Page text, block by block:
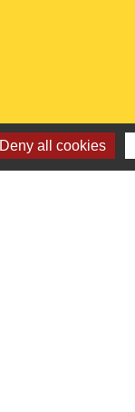
Deny all cookies